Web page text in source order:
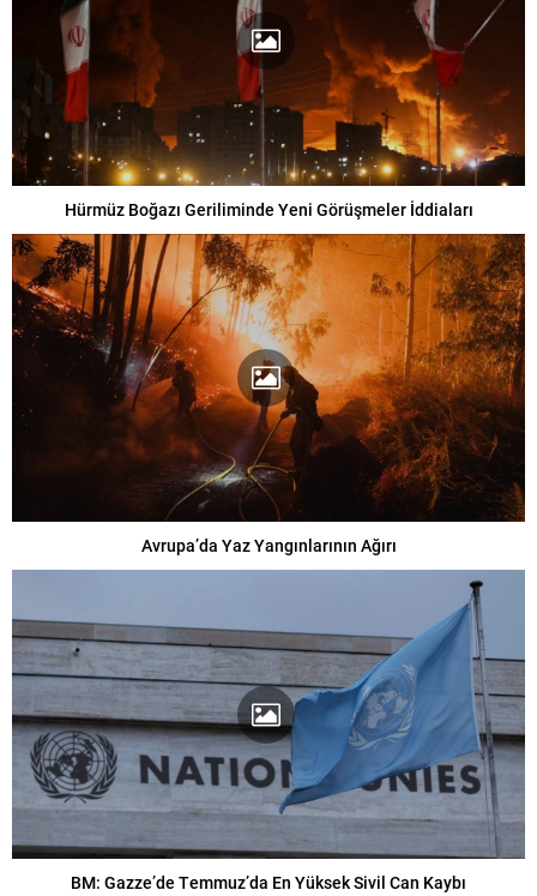
Hürmüz Boğazı Geriliminde Yeni Görüşmeler İddiaları
Avrupa’da Yaz Yangınlarının Ağırı
BM: Gazze’de Temmuz’da En Yüksek Sivil Can Kaybı